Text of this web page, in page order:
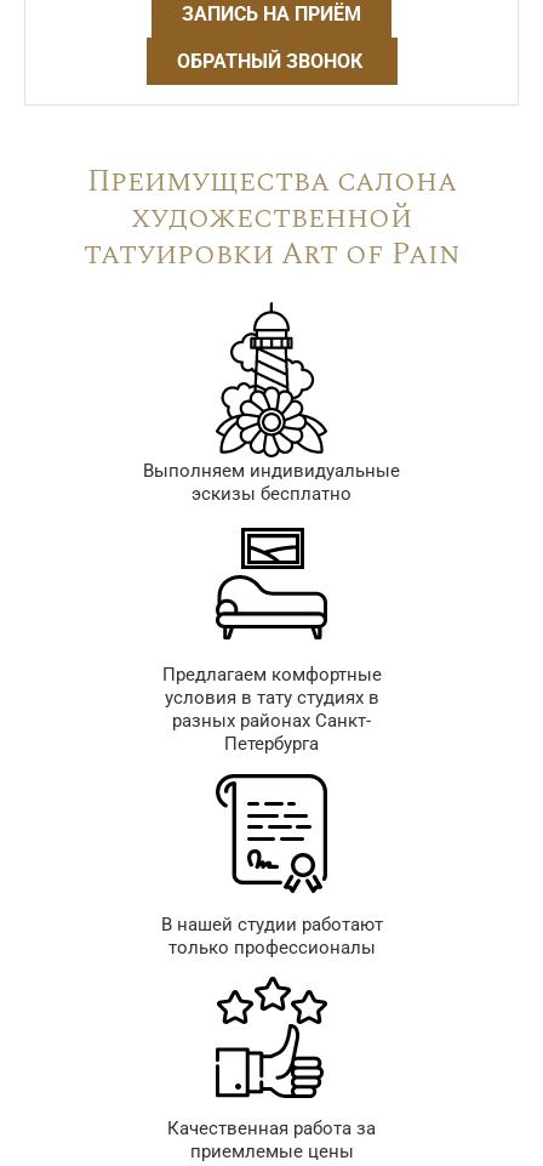
ЗАПИСЬ НА ПРИЁМ
ОБРАТНЫЙ ЗВОНОК
Преимущества салона
художественной
татуировки Art of Pain
Выполняем индивидуальные
эскизы бесплатно
Предлагаем комфортные
условия в тату студиях в
разных районах Санкт-
Петербурга
В нашей студии работают
только профессионалы
Качественная работа за
приемлемые цены